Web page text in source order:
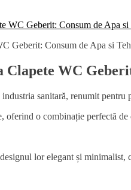
WC Geberit: Consum de Apa si
WC
sanitară, renumit pentru
oferind o combinație perfectă
lor elegant și minimalist,